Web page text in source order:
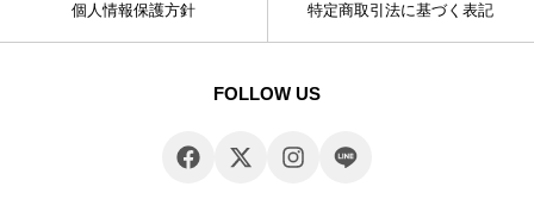
個人情報保護方針 特定商取引法に基づく表記
FOLLOW US